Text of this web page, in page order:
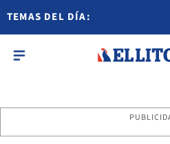
TEMAS DEL DÍA: